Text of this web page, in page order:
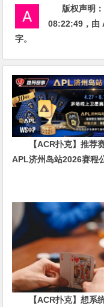
版权声明：
08:22:49 ，由
字。
【ACR扑克】推荐
APL济州岛站2026赛程
【ACR扑克】想系